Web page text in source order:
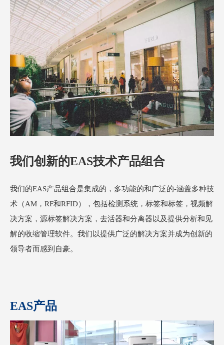
我们创新的EAS技术产品组合
我们的EAS产品组合是集成的，多功能的和广泛的-涵盖多种技
术（AM，RF和RFID），包括检测系统，标签和标签，视频解
决方案，源标签解决方案，去活器和分离器以及提供分析和见
解的收缩管理软件。我们以提供广泛的解决方案并成为创新的
领导者而感到自豪。
EAS产品